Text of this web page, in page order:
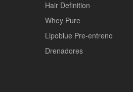
Hair Definition
Whey Pure
Lipoblue Pre-entreno
Drenadores